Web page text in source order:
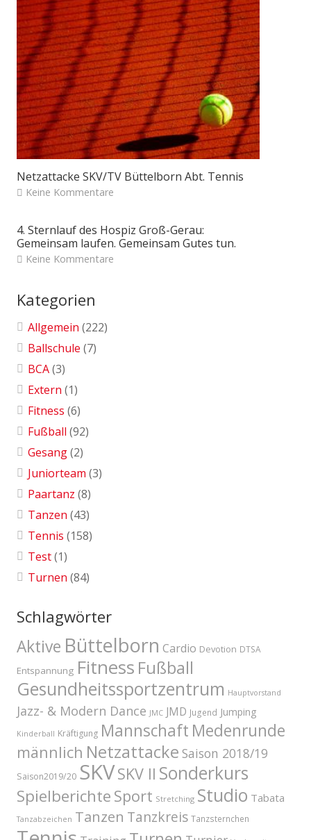
Netzattacke SKV/TV Büttelborn Abt. Tennis
Keine Kommentare
4. Sternlauf des Hospiz Groß-Gerau:
Gemeinsam laufen. Gemeinsam Gutes tun.
Keine Kommentare
Kategorien
Allgemein (222)
Ballschule (7)
BCA(3)
Extern (1)
Fitness (6)
Fußball (92)
Gesang(2)
Juniorteam (3)
Paartanz (8)
Tanzen (43)
Tennis (158)
Test(1)
Turnen (84)
Schlagwörter
Aktive Büttelborn Cardio Devotion DTSA
Entspannung Fitness Fußball
Gesundheitssportzentrum Hauptvorstand
Jazz- & Modern Dance JMC JMD Jugend Jumping
Kinderball Kräftigung Mannschaft Medenrunde
männlich Netzattacke Saison 2018/19
Saison2019/20 SKVSKV II Sonderkurs
Spielberichte Sport Stretching Studio Tabata
Tanzabzeichen Tanzen Tanzkreis Tanzsternchen